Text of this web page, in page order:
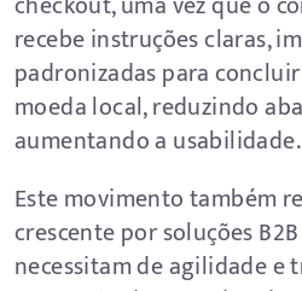
recebe instruções claras,
padronizadas para
moeda local, reduzindo
aumentando a usabilidade.
Este movimento também
crescente por soluções
necessitam de agilidade e